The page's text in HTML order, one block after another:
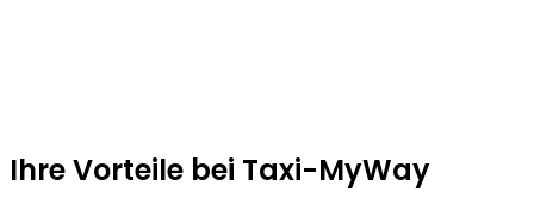
Ihre Vorteile bei Taxi-MyWay